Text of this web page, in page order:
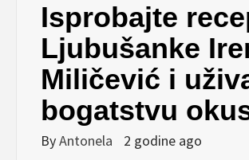
Isprobajte
Ljubušanke
Miličević i
bogatstvu
ByAntonela 2 godine ago